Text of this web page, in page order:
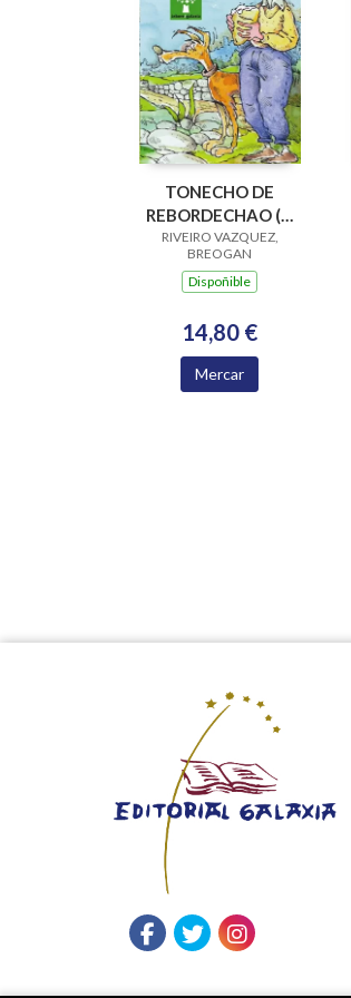
TONECHO DE
REBORDECHAO (V
PREMIO RAIÑA LUPA
2004)
RIVEIRO VAZQUEZ,
BREOGAN
Dispoñible
14,80 €
Mercar